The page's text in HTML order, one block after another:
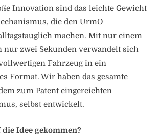
Innovation sind das leichte Gewicht
die den UrmO
machen. Mit nur einem
nur zwei Sekunden verwandelt sich
Fahrzeug in ein
Format. Wir haben das gesamte
zum Patent eingereichten
selbst entwickelt.
Idee gekommen?